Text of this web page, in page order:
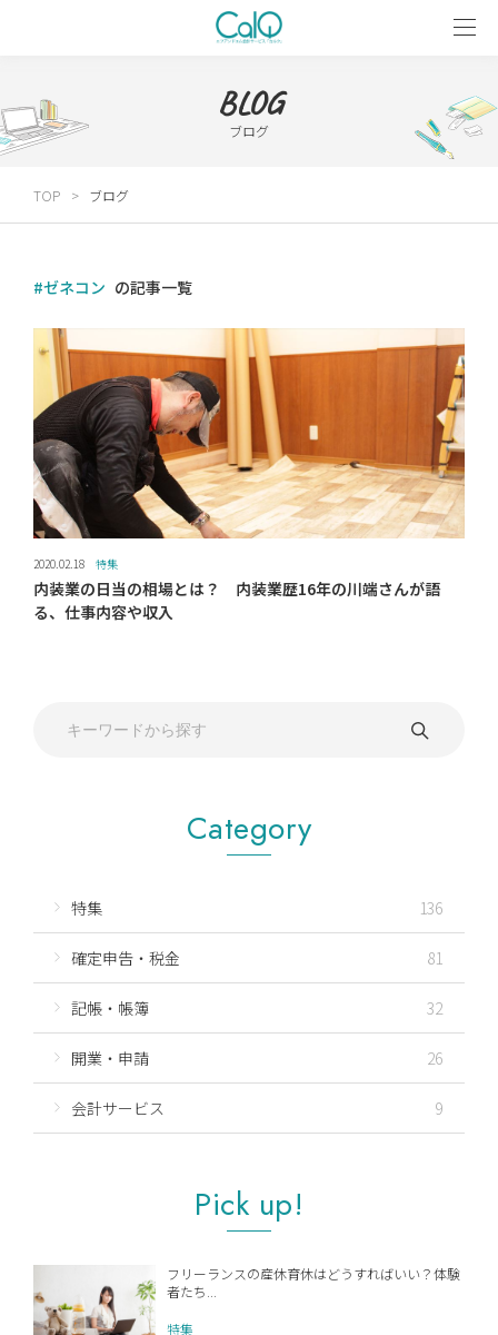
BLOG
ブログ
TOP ブログ
#ゼネコン の記事一覧
2020.02.18 特集
内装業の日当の相場とは？ 内装業歴16年の川端さんが語
る、仕事内容や収入
Category
特集 136
確定申告・税金 81
記帳・帳簿 32
開業・申請 26
会計サービス 9
Pick up!
フリーランスの産休育休はどうすればいい？体験
者たち...
特集